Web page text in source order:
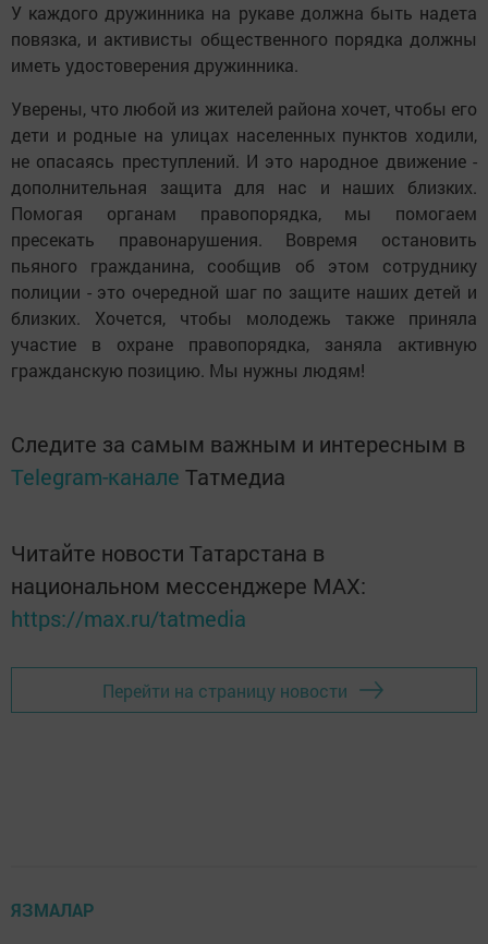
У каждого дружинника на рукаве должна быть надета
повязка, и активисты общественного порядка должны
иметь удостоверения дружинника.
Уверены, что любой из жителей района хочет, чтобы его
дети и родные на улицах населенных пунктов ходили,
не опасаясь преступлений. И это народное движение -
дополнительная защита для нас и наших близких.
Помогая органам правопорядка, мы помогаем
пресекать правонарушения. Вовремя остановить
пьяного гражданина, сообщив об этом сотруднику
полиции - это очередной шаг по защите наших детей и
близких. Хочется, чтобы молодежь также приняла
участие в охране правопорядка, заняла активную
гражданскую позицию. Мы нужны людям!
Следите за самым важным и интересным в
Telegram-канале Татмедиа
Читайте новости Татарстана в
национальном мессенджере MАХ:
https://max.ru/tatmedia
Перейти на страницу новости
ЯЗМАЛАР